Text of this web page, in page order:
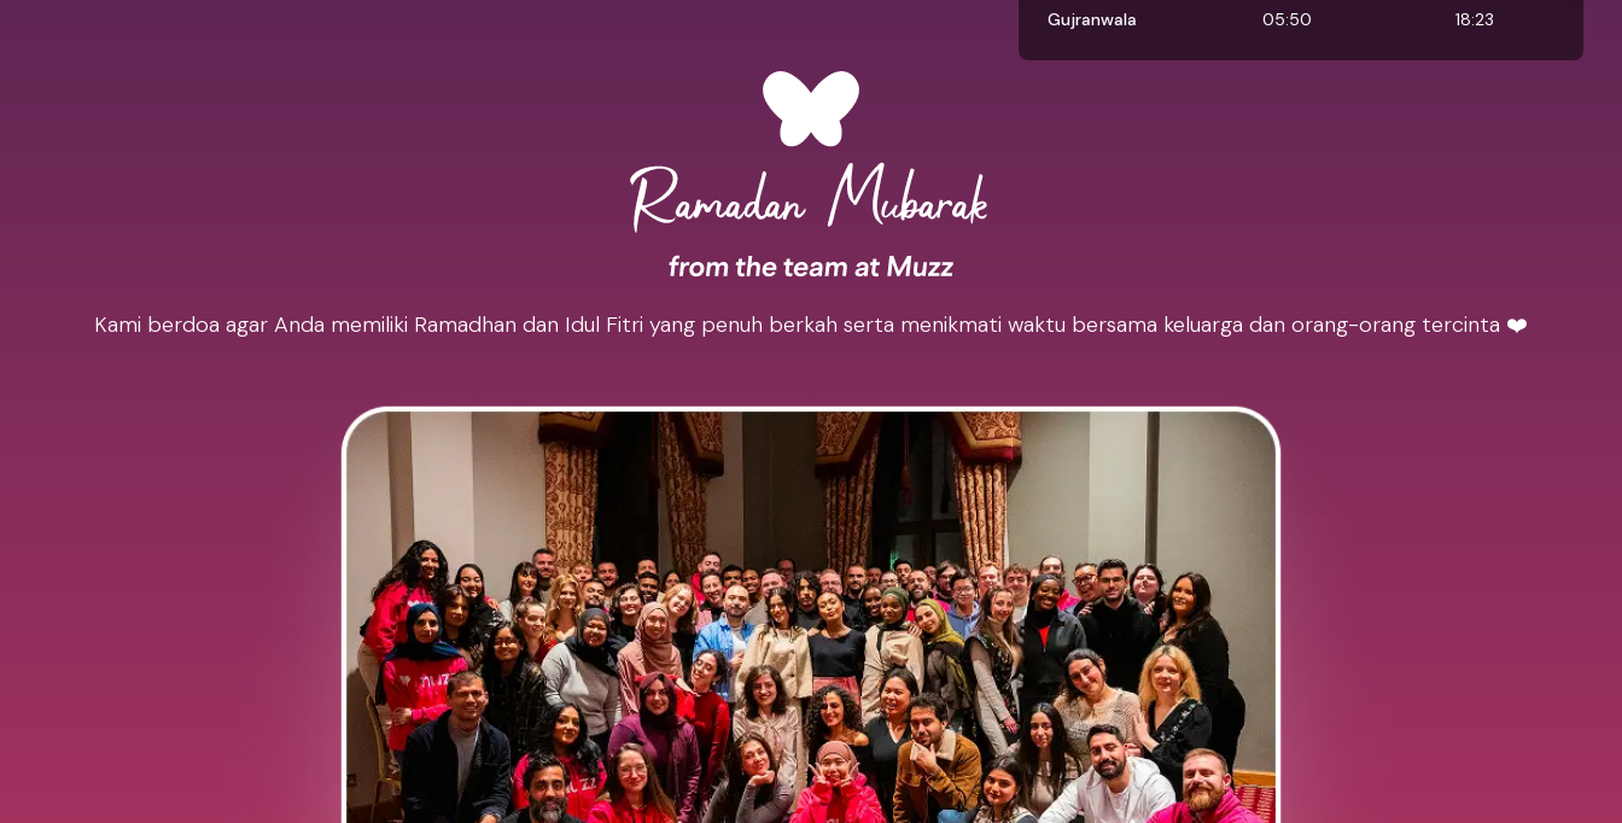
Gujranwala
05:50 18:23
Kami berdoa agar Anda memiliki Ramadhan dan Idul Fitri yang penuh berkah serta menikmati waktu bersama keluarga dan orang-orang tercinta ❤️